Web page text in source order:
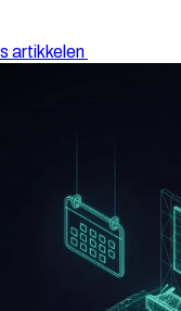
artikkelen